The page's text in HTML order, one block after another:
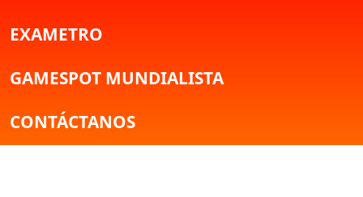
EXAMETRO
GAMESPOT MUNDIALISTA
CONTÁCTANOS